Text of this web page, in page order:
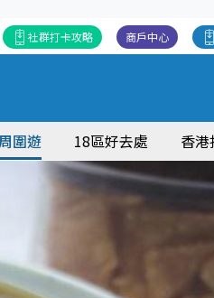
商戶中心
社群打卡攻略
圍遊 18區好去處 香